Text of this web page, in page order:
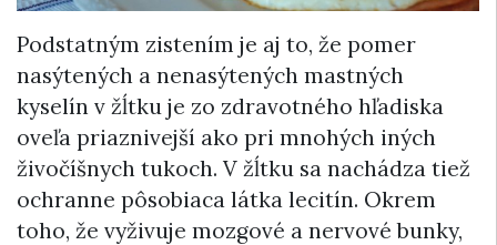
Podstatným zistením je aj to, že pomer
nasýtených a nenasýtených mastných
kyselín v žĺtku je zo zdravotného hľadiska
oveľa priaznivejší ako pri mnohých iných
živočíšnych tukoch. V žĺtku sa nachádza tiež
ochranne pôsobiaca látka lecitín. Okrem
toho, že vyživuje mozgové a nervové bunky,